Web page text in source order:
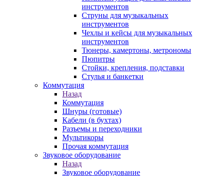
инструментов
Струны для музыкальных
инструментов
Чехлы и кейсы для музыкальных
инструментов
Тюнеры, камертоны, метрономы
Пюпитры
Стойки, крепления, подставки
Стулья и банкетки
Коммутация
Назад
Коммутация
Шнуры (готовые)
Кабели (в бухтах)
Разъемы и переходники
Мультикоры
Прочая коммутация
Звуковое оборудование
Назад
Звуковое оборудование